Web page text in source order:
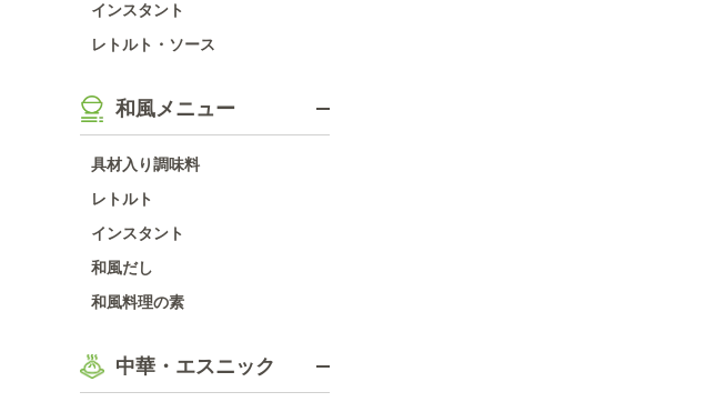
インスタント
レトルト・ソース
和風メニュー
具材入り調味料
レトルト
インスタント
和風だし
和風料理の素
中華・エスニック